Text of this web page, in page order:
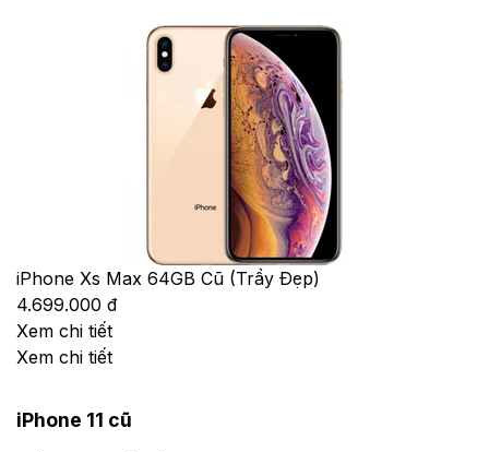
iPhone Xs Max 64GB Cũ (Trầy Đẹp)
4.699.000 đ
Xem chi tiết
Xem chi tiết
iPhone 11 cũ